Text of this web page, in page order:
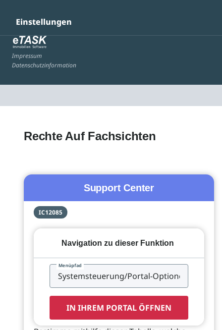
Einstellungen
Impressum
Datenschutzinformation
Rechte Auf Fachsichten
Support Center
IC12085
Navigation zu dieser Funktion
Menüpfad
IN IHREM PORTAL ÖFFNEN